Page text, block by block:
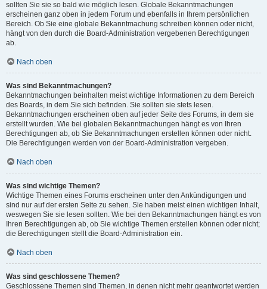
sollten Sie sie so bald wie möglich lesen. Globale Bekanntmachungen
erscheinen ganz oben in jedem Forum und ebenfalls in Ihrem persönlichen
Bereich. Ob Sie eine globale Bekanntmachung schreiben können oder nicht,
hängt von den durch die Board-Administration vergebenen Berechtigungen
ab.
Nach oben
Was sind Bekanntmachungen?
Bekanntmachungen beinhalten meist wichtige Informationen zu dem Bereich
des Boards, in dem Sie sich befinden. Sie sollten sie stets lesen.
Bekanntmachungen erscheinen oben auf jeder Seite des Forums, in dem sie
erstellt wurden. Wie bei globalen Bekanntmachungen hängt es von Ihren
Berechtigungen ab, ob Sie Bekanntmachungen erstellen können oder nicht.
Die Berechtigungen werden von der Board-Administration vergeben.
Nach oben
Was sind wichtige Themen?
Wichtige Themen eines Forums erscheinen unter den Ankündigungen und
sind nur auf der ersten Seite zu sehen. Sie haben meist einen wichtigen Inhalt,
weswegen Sie sie lesen sollten. Wie bei den Bekanntmachungen hängt es von
Ihren Berechtigungen ab, ob Sie wichtige Themen erstellen können oder nicht;
die Berechtigungen stellt die Board-Administration ein.
Nach oben
Was sind geschlossene Themen?
Geschlossene Themen sind Themen, in denen nicht mehr geantwortet werden